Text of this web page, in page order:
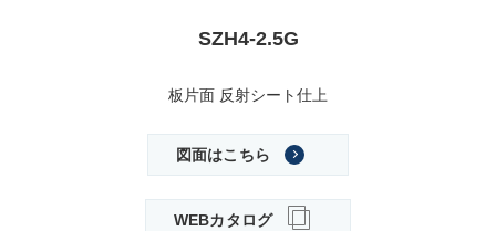
SZH4-2.5G
板片面 反射シート仕上
図面はこちら
WEBカタログ